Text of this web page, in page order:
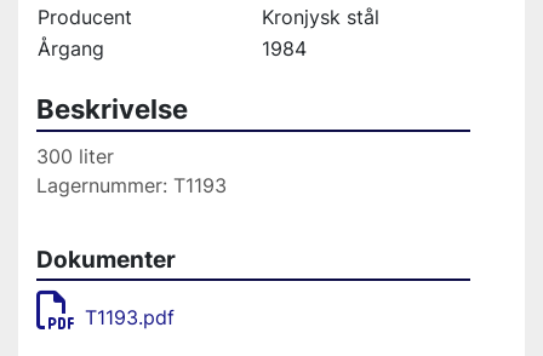
Producent
Kronjysk stål
Årgang
1984
Beskrivelse
300 liter
Lagernummer: T1193
Dokumenter
T1193.pdf